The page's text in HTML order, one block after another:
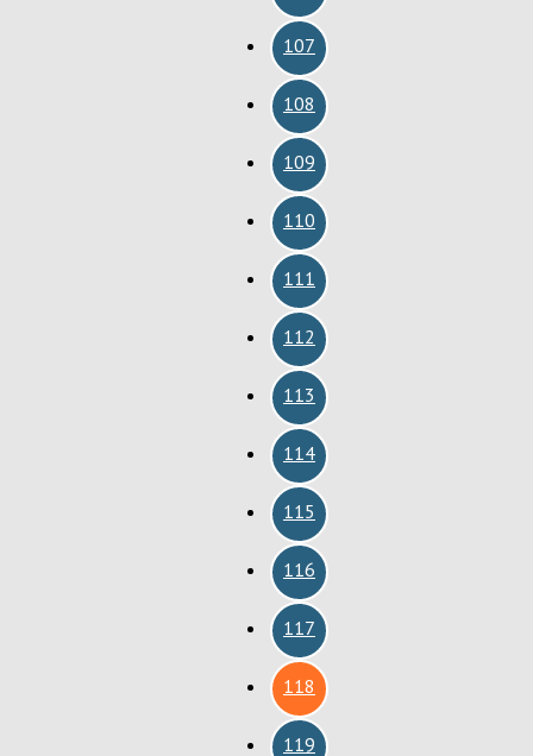
107
108
109
110
111
112
113
114
115
116
117
118
119